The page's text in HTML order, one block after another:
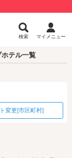
検索 マイメニュー
テル一覧
変更[市区町村]